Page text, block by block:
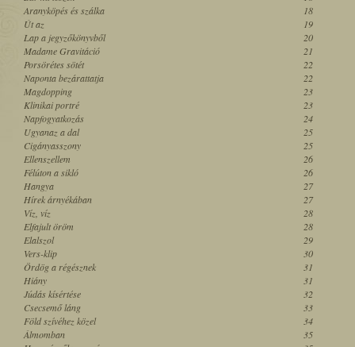
Aranyköpés és szálka
18
Út az
19
Lap a jegyzőkönyvből
20
Madame Gravitáció
21
Porsörétes sötét
22
Naponta bezárattatja
22
Magdopping
23
Klinikai portré
23
Napfogyatkozás
24
Ugyanaz a dal
25
Cigányasszony
25
Ellenszellem
26
Félúton a sikló
26
Hangya
27
Hírek árnyékában
27
Víz, víz
28
Elfajult öröm
28
Elalszol
29
Vers-klip
30
Ördög a régésznek
31
Hiány
31
Júdás kísértése
32
Csecsemő láng
33
Föld szívéhez közel
34
Álmomban
35